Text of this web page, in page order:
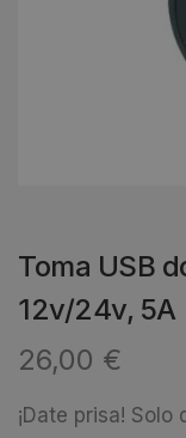
Toma USB
12v/24v, 5A
26,00 €
¡Date prisa!